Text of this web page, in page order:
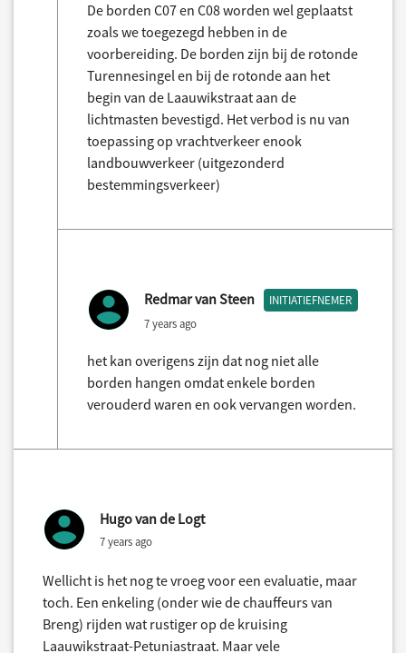
De borden C07 en C08 worden wel geplaatst
zoals we toegezegd hebben in de
voorbereiding. De borden zijn bij de rotonde
Turennesingel en bij de rotonde aan het
begin van de Laauwikstraat aan de
lichtmasten bevestigd. Het verbod is nu van
toepassing op vrachtverkeer enook
landbouwverkeer (uitgezonderd
bestemmingsverkeer)
Redmar van Steen INITIATIEFNEMER
7 years ago
het kan overigens zijn dat nog niet alle
borden hangen omdat enkele borden
verouderd waren en ook vervangen worden.
Hugo van de Logt
7 years ago
Wellicht is het nog te vroeg voor een evaluatie, maar
toch. Een enkeling (onder wie de chauffeurs van
Breng) rijden wat rustiger op de kruising
Laauwikstraat-Petuniastraat. Maar vele